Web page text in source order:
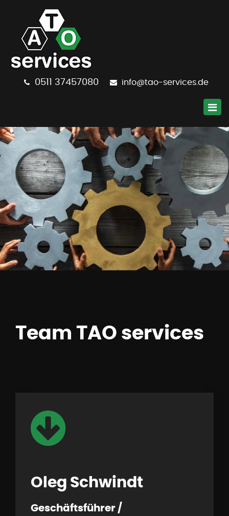
0511 37457080 info@tao-services.de
Team TAO services
Oleg Schwindt
Geschäftsführer /